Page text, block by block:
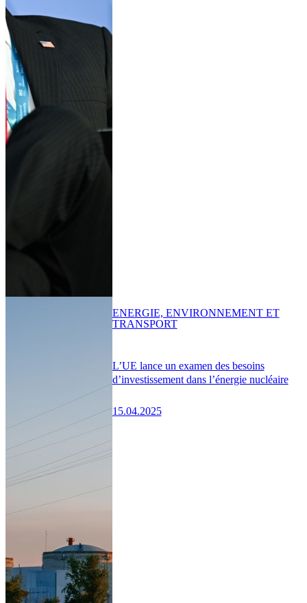
L’UE lance un examen des besoins
d’investissement dans l’énergie nucléaire
15.04.2025
ENERGIE, ENVIRONNEMENT ET
TRANSPORT